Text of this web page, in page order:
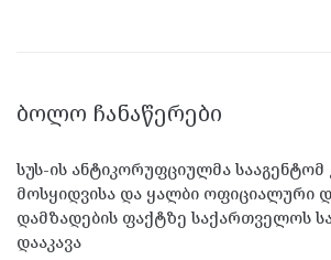
ᲑᲝᲚᲝ ᲩᲐᲜᲐᲬᲔᲠᲔᲑᲘ
სუს-ის ანტიკორუფციულმა
მოსყიდვისა და ყალბი ოფიციალური
დამზადების ფაქტზე საქართველოს
დააკავა